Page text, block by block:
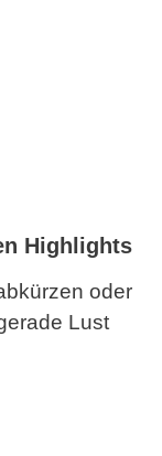
Highlights
oder
Lust